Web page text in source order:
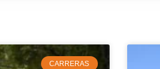
CARRERAS